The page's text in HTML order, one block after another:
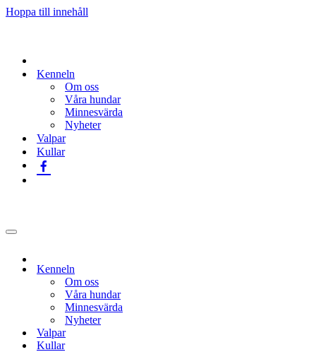
Hoppa till innehåll
Kenneln
Om oss
Våra hundar
Minnesvärda
Nyheter
Valpar
Kullar
Navigeringsmeny
Kenneln
Om oss
Våra hundar
Minnesvärda
Nyheter
Valpar
Kullar